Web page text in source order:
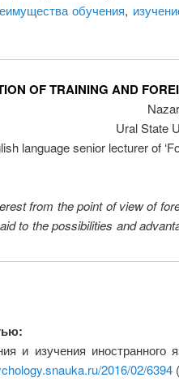
обучения,
OF TRAINING AND
Ural State
language senior lecturer of
from the point of view of
to the possibilities and
и изучения
2016/02/6394